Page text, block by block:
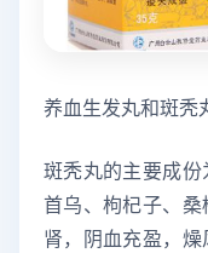
养血生发丸和斑秃
斑秃丸的主要成
首乌、枸杞子、
肾，阴血充盈，